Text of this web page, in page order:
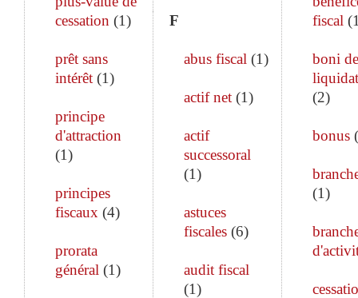
cessation (1)
prêt sans
intérêt (1)
principe
d'attraction
(1)
principes
fiscaux (4)
prorata
général (1)
F
abus fiscal (1)
actif net(1)
actif
successoral
(1)
astuces
fiscales(6)
audit fiscal
(1)
fiscal (
boni de
(2)
bonus(
(1)